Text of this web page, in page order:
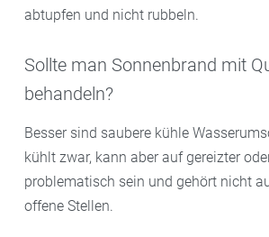
abtupfen und nicht rubbeln.
Sollte man Sonnenbrand mit
behandeln?
Besser sind saubere kühle
kühlt zwar, kann aber auf gereizter
problematisch sein und gehört nicht
offene Stellen.